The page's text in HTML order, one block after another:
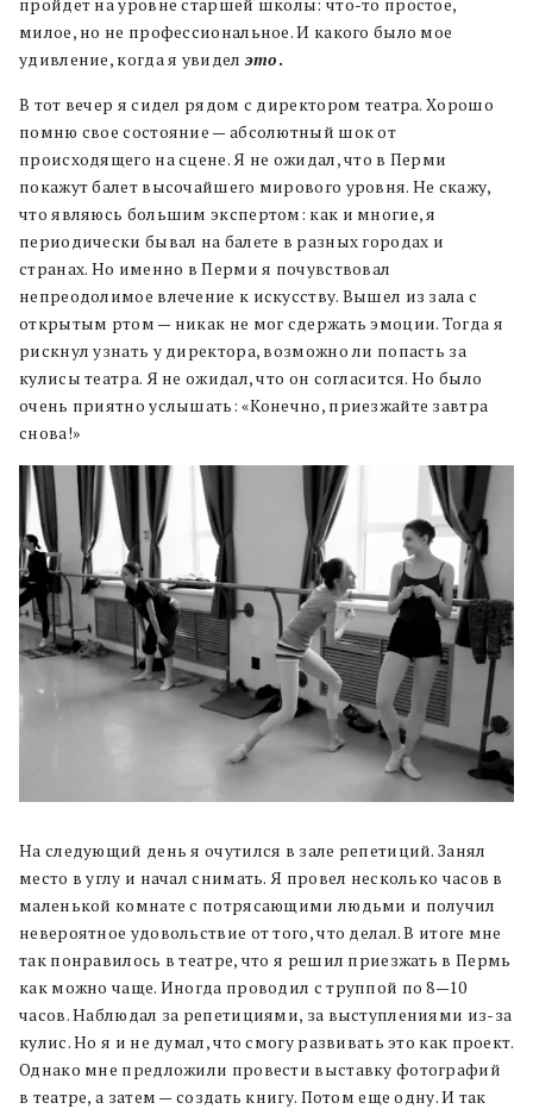
пройдет на уровне старшей школы: что-то простое,
милое, но не профессиональное. И какого было мое
удивление, когда я увидел это.
В тот вечер я сидел рядом с директором театра. Хорошо
помню свое состояние — абсолютный шок от
происходящего на сцене. Я не ожидал, что в Перми
покажут балет высочайшего мирового уровня. Не скажу,
что являюсь большим экспертом: как и многие, я
периодически бывал на балете в разных городах и
странах. Но именно в Перми я почувствовал
непреодолимое влечение к искусству. Вышел из зала с
открытым ртом — никак не мог сдержать эмоции. Тогда я
рискнул узнать у директора, возможно ли попасть за
кулисы театра. Я не ожидал, что он согласится. Но было
очень приятно услышать: «Конечно, приезжайте завтра
снова!»
На следующий день я очутился в зале репетиций. Занял
место в углу и начал снимать. Я провел несколько часов в
маленькой комнате с потрясающими людьми и получил
невероятное удовольствие от того, что делал. В итоге мне
так понравилось в театре, что я решил приезжать в Пермь
как можно чаще. Иногда проводил с труппой по 8—10
часов. Наблюдал за репетициями, за выступлениями из-за
кулис. Но я и не думал, что смогу развивать это как проект.
Однако мне предложили провести выставку фотографий
в театре, а затем — создать книгу. Потом еще одну. И так